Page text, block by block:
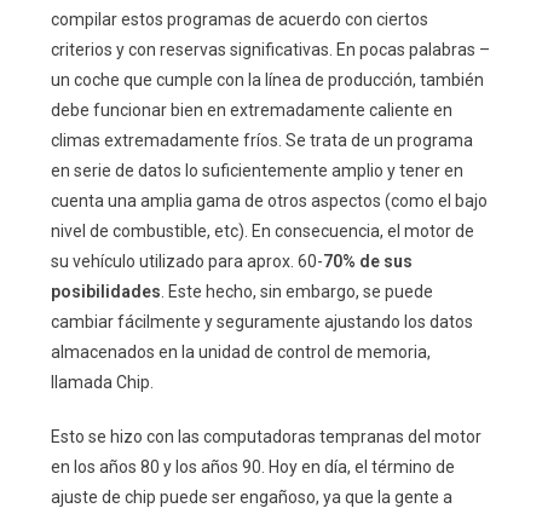
compilar estos programas de acuerdo con ciertos
criterios y con reservas significativas. En pocas palabras –
un coche que cumple con la línea de producción, también
debe funcionar bien en extremadamente caliente en
climas extremadamente fríos. Se trata de un programa
en serie de datos lo suficientemente amplio y tener en
cuenta una amplia gama de otros aspectos (como el bajo
nivel de combustible, etc). En consecuencia, el motor de
su vehículo utilizado para aprox. 60-70% de sus
posibilidades . Este hecho, sin embargo, se puede
cambiar fácilmente y seguramente ajustando los datos
almacenados en la unidad de control de memoria,
llamada Chip.
Esto se hizo con las computadoras tempranas del motor
en los años 80 y los años 90. Hoy en día, el término de
ajuste de chip puede ser engañoso, ya que la gente a